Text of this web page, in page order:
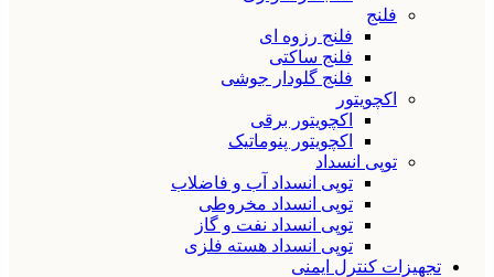
فلنج
فلنج رزوه ای
فلنج ساکتی
فلنج گلودار جوشی
اکچویتور
اکچویتور برقی
اکچویتور پنوماتیک
توپی انسداد
توپی انسداد آب و فاضلاب
توپی انسداد مخروطی
توپی انسداد نفت و گاز
توپی انسداد هسته فلزی
تجهیزات کنترل ایمنی